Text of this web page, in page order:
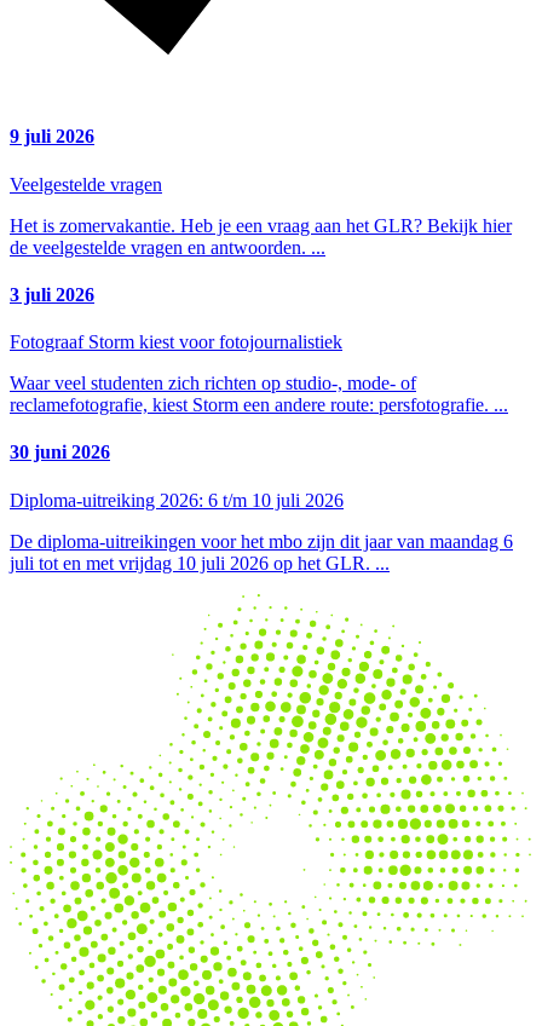
9 juli 2026
Veelgestelde vragen
Het is zomervakantie. Heb je een vraag aan het GLR? Bekijk hier
de veelgestelde vragen en antwoorden. ...
3 juli 2026
Fotograaf Storm kiest voor fotojournalistiek
Waar veel studenten zich richten op studio-, mode- of
reclamefotografie, kiest Storm een andere route: persfotografie. ...
30 juni 2026
Diploma-uitreiking 2026: 6 t/m 10 juli 2026
De diploma-uitreikingen voor het mbo zijn dit jaar van maandag 6
juli tot en met vrijdag 10 juli 2026 op het GLR. ...